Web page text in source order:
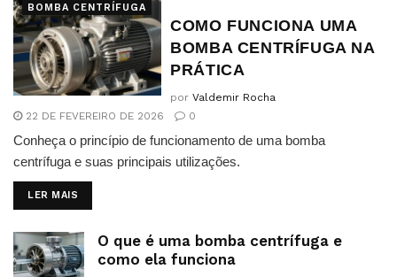
BOMBA CENTRÍFUGA
COMO FUNCIONA UMA
BOMBA CENTRÍFUGA NA
PRÁTICA
por Valdemir Rocha
22 DE FEVEREIRO DE 2026
0
Conheça o princípio de funcionamento de uma bomba
centrífuga e suas principais utilizações.
LER MAIS
O que é uma bomba centrífuga e
como ela funciona